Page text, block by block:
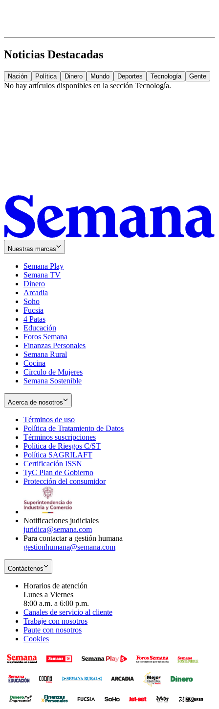
Noticias Destacadas
Nación Política Dinero Mundo Deportes Tecnología Gente
No hay artículos disponibles en la sección Tecnología.
Nuestras marcas
Semana Play
Semana TV
Dinero
Arcadia
Soho
in
new
window
Fucsia
in
new
window
4 Patas
Educación
Foros Semana
Finanzas Personales
Semana Rural
Cocina
Círculo de Mujeres
Semana Sostenible
Acerca de nosotros
Términos de uso
in
new
window
Política de Tratamiento de Datos
Términos suscripciones
in
Política de Riesgos C/ST
Política SAGRILAFT
new
window
Certificación ISSN
in
new
TyC Plan de Gobierno
in
Protección del consumidorOpens
Notificaciones judiciales
juridica@semana.com
Para contactar a gestión humana
gestionhumana@semana.com
Contáctenos
Horarios de atención
Lunes a Viernes
8:00 a.m. a 6:00 p.m.
Canales de servicio al cliente
Trabaje con nosotros
Paute con nosotros
Cookies